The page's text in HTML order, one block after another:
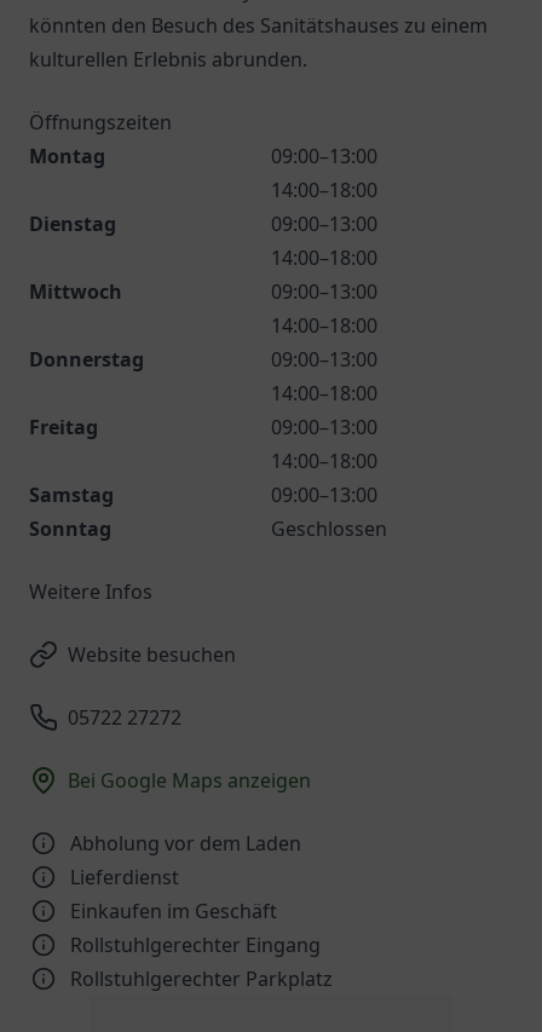
könnten den Besuch des Sanitätshauses zu einem
kulturellen Erlebnis abrunden.
Öffnungszeiten
Montag
09:00–13:00
14:00–18:00
Dienstag
09:00–13:00
14:00–18:00
Mittwoch
09:00–13:00
14:00–18:00
Donnerstag
09:00–13:00
14:00–18:00
Freitag
09:00–13:00
14:00–18:00
Samstag
09:00–13:00
Sonntag
Geschlossen
Weitere Infos
Website besuchen
05722 27272
Bei Google Maps anzeigen
Abholung vor dem Laden
Lieferdienst
Einkaufen im Geschäft
Rollstuhlgerechter Eingang
Rollstuhlgerechter Parkplatz